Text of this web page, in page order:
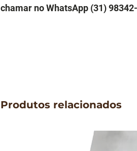
chamar no WhatsApp (31)
Produtos relacionados